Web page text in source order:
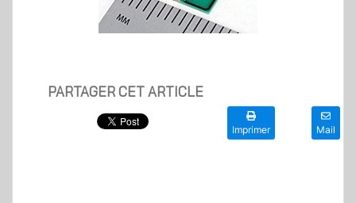
PARTAGER CET ARTICLE
Imprimer Mail